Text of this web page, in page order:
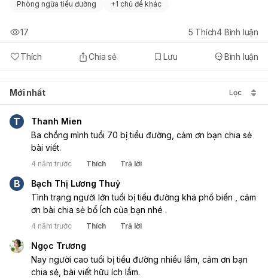
Phòng ngừa tiểu đường
+1 chủ đề khác
Thích Chia sẻ Lưu Bình luận
17 5 Thích4 Bình luận
Mới nhất Lọc
T
Thanh Mien
Ba chồng mình tuổi 70 bị tiểu đường, cảm ơn bạn chia sẻ
bài viết.
4 năm trước Thích Trả lời
B
Bạch Thị Lương Thuỷ
Tình trạng người lớn tuổi bị tiểu đường khá phổ biến , cảm
ơn bài chia sẻ bổ Ích của bạn nhé .
4 năm trước Thích Trả lời
Ngọc Trương
Nay người cao tuổi bị tiểu đường nhiều lắm, cảm ơn bạn
chia sẻ, bài viết hữu ích lắm.